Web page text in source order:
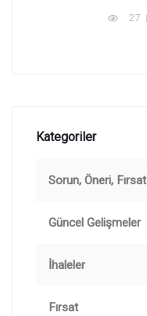
27
Kategoriler
Sorun, Öneri, Fırsat
Güncel Gelişmeler
İhaleler
Fırsat